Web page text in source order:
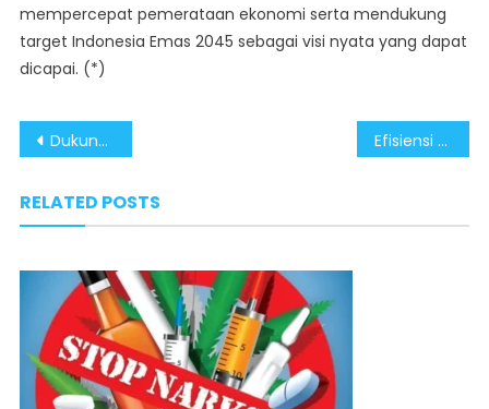
mempercepat pemerataan ekonomi serta mendukung
target Indonesia Emas 2045 sebagai visi nyata yang dapat
dicapai. (*)
Post
Dukung Asta Cita Presiden Prabowo, Aparat Keamanan Gelar Sosialisasi Bahaya Judi Online Efisiensi Anggaran Pemerintah Solusi Wujudkan Stabilitas Ekonomi
RELATED POSTS